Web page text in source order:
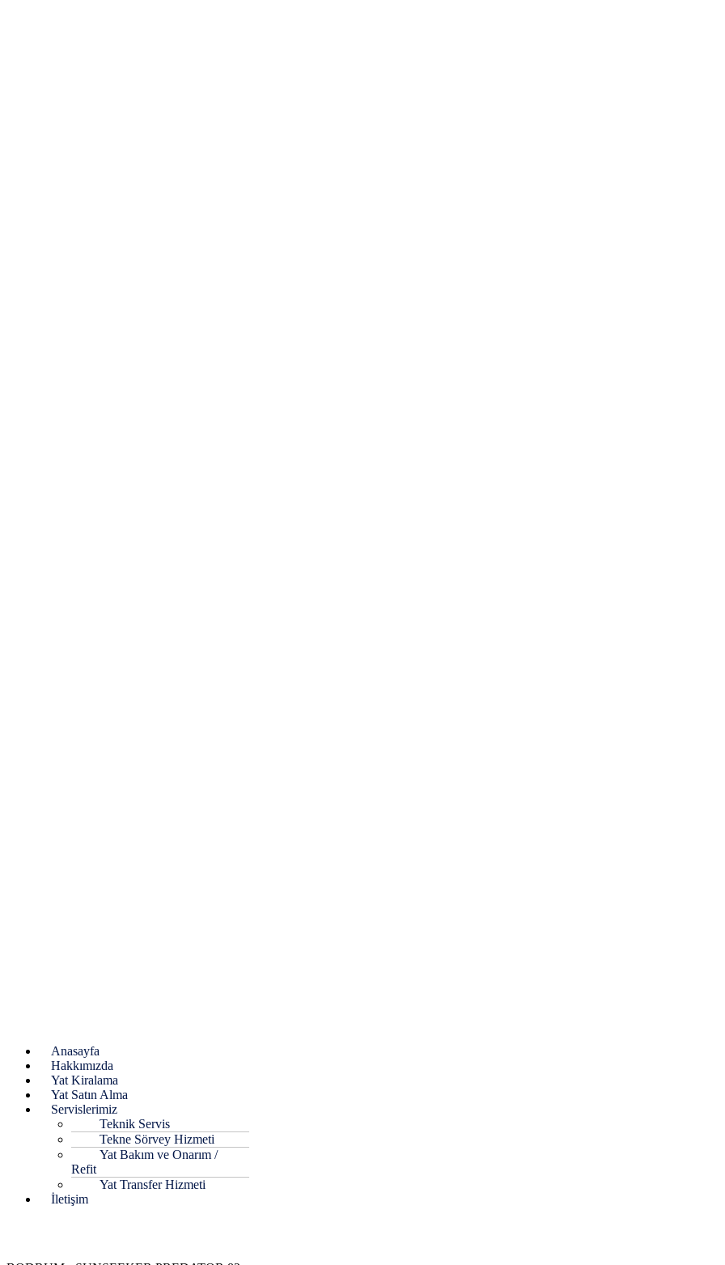
Anasayfa
Hakkımızda
Yat Kiralama
Yat Satın Alma
Servislerimiz
Teknik Servis
Tekne Sörvey Hizmeti
Yat Bakım ve Onarım /
Refit
Yat Transfer Hizmeti
İletişim